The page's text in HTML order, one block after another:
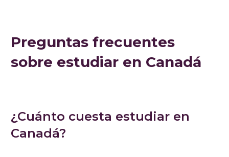
Preguntas frecuentes
sobre estudiar en Canadá
¿Cuánto cuesta estudiar en
Canadá?